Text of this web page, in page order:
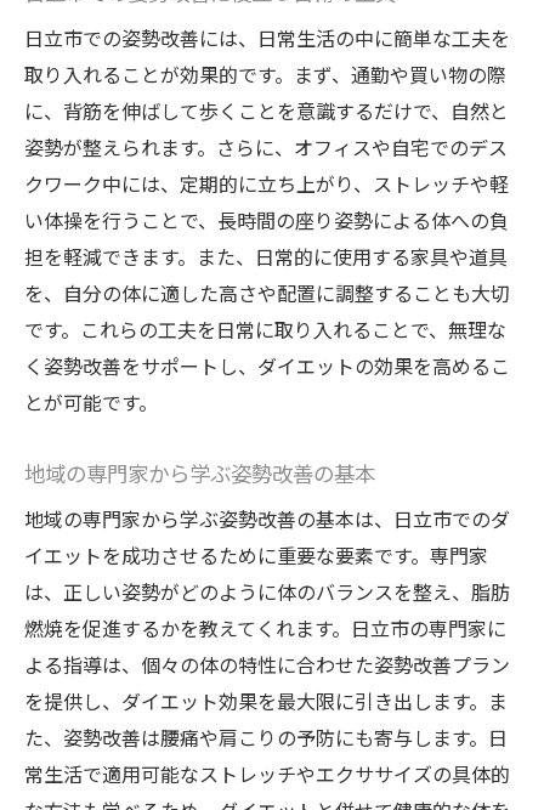
個別指導で得られるダイエット成功の秘訣
パーソナルジムでの姿勢矯正の実績
ジム利用者の声：姿勢改善の効果とは
日立市でのパーソナルジム体験の流れ
姿勢改善を叶えるジム選びのポイント
実践者が語る日立市での姿勢改善とダイエット
体験談
チャレンジを乗り越えた成功者の声
日立市でのダイエットと姿勢改善の成功ス
トーリー
実際の変化をもたらした日常の工夫
体験者が薦めるダイエットの秘訣
今すぐ始める日立市でのダイエットと姿勢改善
の第一歩
始める前に知っておくべき基礎知識
簡単に始められる姿勢改善のヒント
日立市でのダイエットスタートガイド
初心者向けの姿勢改善トレーニング
日立市での姿勢改善には、日常生活の中に簡単な工夫を
取り入れることが効果的です。まず、通勤や買い物の際
に、背筋を伸ばして歩くことを意識するだけで、自然と
姿勢が整えられます。さらに、オフィスや自宅でのデス
クワーク中には、定期的に立ち上がり、ストレッチや軽
い体操を行うことで、長時間の座り姿勢による体への負
担を軽減できます。また、日常的に使用する家具や道具
を、自分の体に適した高さや配置に調整することも大切
です。これらの工夫を日常に取り入れることで、無理な
く姿勢改善をサポートし、ダイエットの効果を高めるこ
とが可能です。
地域の専門家から学ぶ姿勢改善の基本
地域の専門家から学ぶ姿勢改善の基本は、日立市でのダ
イエットを成功させるために重要な要素です。専門家
は、正しい姿勢がどのように体のバランスを整え、脂肪
燃焼を促進するかを教えてくれます。日立市の専門家に
よる指導は、個々の体の特性に合わせた姿勢改善プラン
を提供し、ダイエット効果を最大限に引き出します。ま
た、姿勢改善は腰痛や肩こりの予防にも寄与します。日
常生活で適用可能なストレッチやエクササイズの具体的